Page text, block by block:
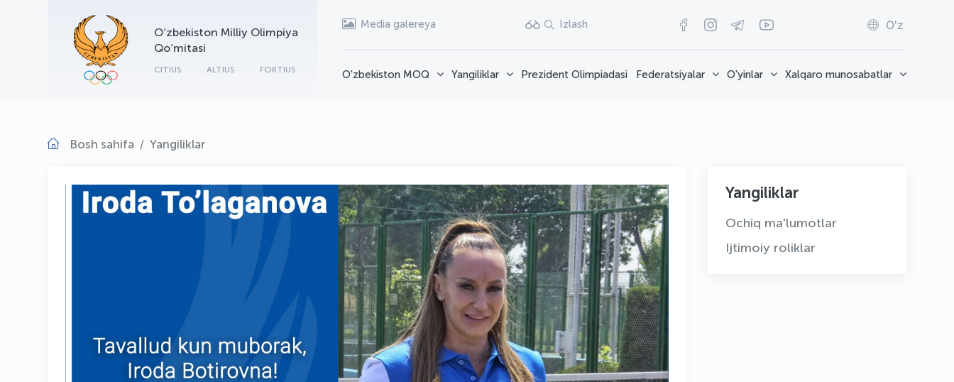
O‘zbekiston Milliy Olimpiya
Qo‘mitasi
CITIUS ALTIUS FORTIUS
Media galereya Izlash O'z
O'zbekiston MOQ Yangiliklar Prezident Olimpiadasi Federatsiyalar O'yinlar Xalqaro munosabatlar
Bosh sahifa Yangiliklar
Yangiliklar
Ochiq ma'lumotlar
Ijtimoiy roliklar